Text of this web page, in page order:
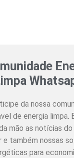
da nossa
de energia limpa.
mão as notícias
e também nossas
para